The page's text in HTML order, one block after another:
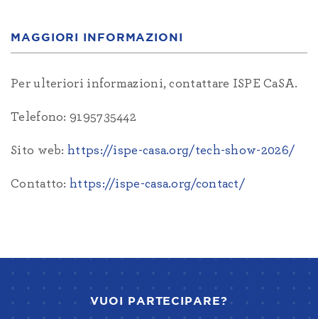
MAGGIORI INFORMAZIONI
Per ulteriori informazioni, contattare ISPE CaSA.
Telefono: 9195735442
Sito web: https://ispe-casa.org/tech-show-2026/
Contatto: https://ispe-casa.org/contact/
VUOI PARTECIPARE?